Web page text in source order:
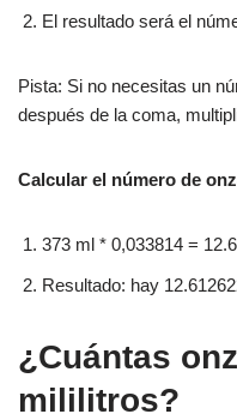
El resultado será el
Pista: Si no necesitas un
después de la coma,
Calcular el número de
373 ml * 0,033814 =
Resultado: hay
¿Cuántas
mililitros?